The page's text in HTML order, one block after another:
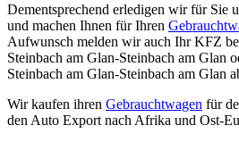
Dementsprechend erledigen wir für Sie
und machen Ihnen für Ihren
Aufwunsch melden wir auch Ihr KFZ
Steinbach am Glan-Steinbach am Glan
Steinbach am Glan-Steinbach am Glan
Wir kaufen ihren Gebrauchtwagen für
den Auto Export nach Afrika und Ost-